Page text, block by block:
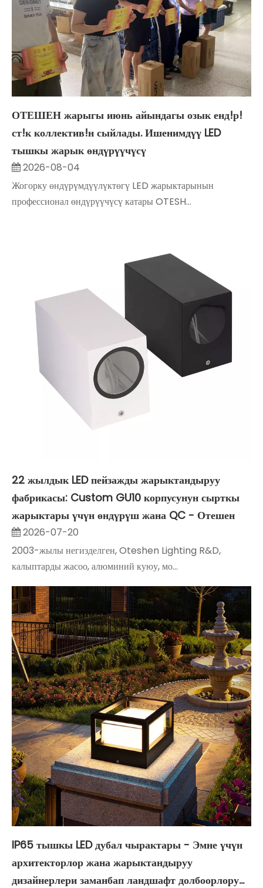
ОТЕШЕН жарыгы июнь айындагы озык енд!р!
ст!к коллектив!н сыйлады. Ишенимдүү LED
тышкы жарык өндүрүүчүсү
2026-08-04
Жогорку өндүрүмдүүлүктөгү LED жарыктарынын
профессионал өндүрүүчүсү катары OTESH...
22 жылдык LED пейзажды жарыктандыруу
фабрикасы: Custom GU10 корпусунун сырткы
жарыктары үчүн өндүрүш жана QC - Отешен
2026-07-20
2003-жылы негизделген, Oteshen Lighting R&D,
калыптарды жасоо, алюминий куюу, мо...
IP65 тышкы LED дубал чырактары - Эмне үчүн
архитекторлор жана жарыктандыруу
дизайнерлери заманбап ландшафт долбоорлору